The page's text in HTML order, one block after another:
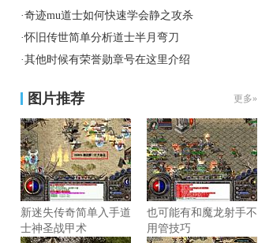
·奇迹mu道士如何快速学会静之攻杀
·怀旧传世简单分析道士半月弯刀
·其他时候有荣誉勋章号在这里介绍
图片推荐 更多»
新迷失传奇简单入手道
士神圣战甲术
也可能有和魔龙射手不
用管技巧